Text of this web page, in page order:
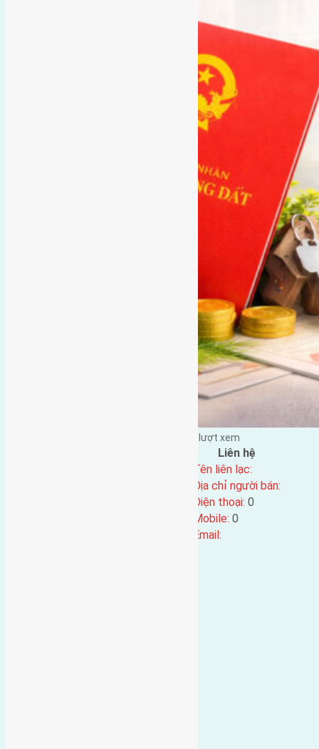
lượt xem
Liên hệ
Tên liên lạc:
Địa chỉ người bán:
Điện thoại: 0
Mobile: 0
Email: